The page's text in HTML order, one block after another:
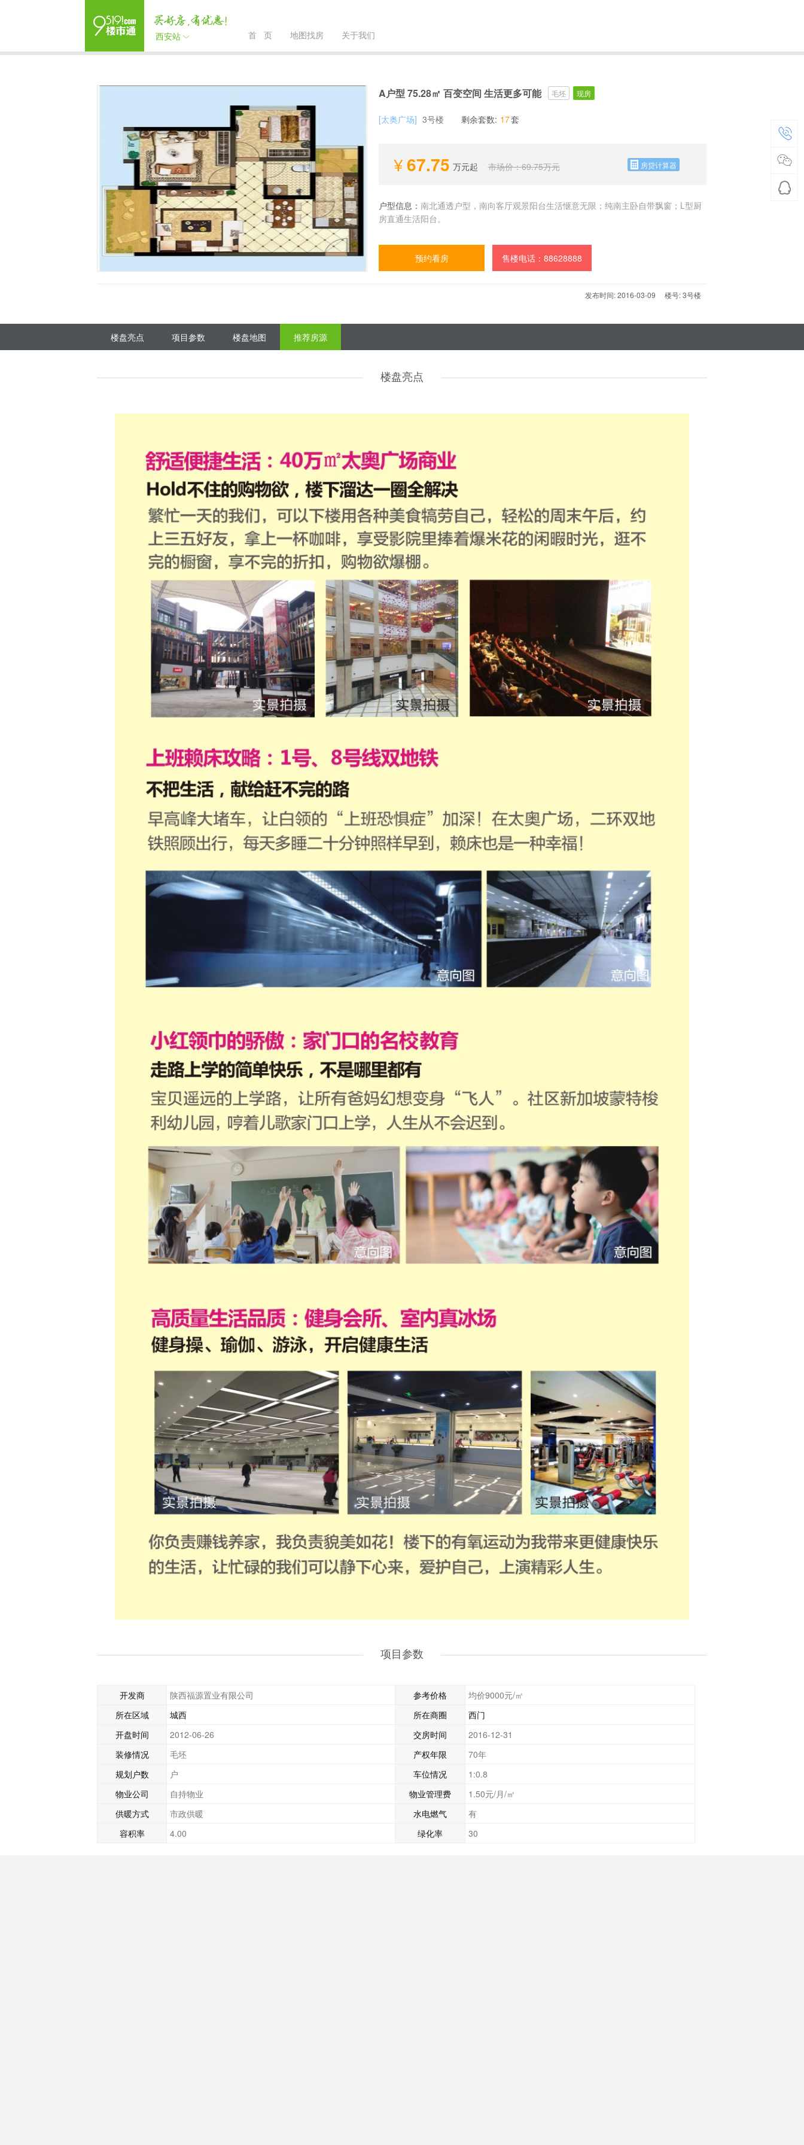
西安站 首 页 地图找房 关于我们
A户型 75.28㎡ 百变空间 生活更多可能 毛坯 现房
[太奥广场] 3号楼 剩余套数: 17套
67.75 万元起 市场价：69.75万元 房贷计算器
户型信息： 南北通透户型，南向客厅观景阳台生活惬意无限；纯南主卧自带飘窗；L型厨
房直通生活阳台。
预约看房 售楼电话：88628888
发布时间: 2016-03-09 楼号: 3号楼
楼盘亮点 项目参数 楼盘地图 推荐房源
楼盘亮点
项目参数
开发商 陕西福源置业有限公司 参考价格
均价9000元/㎡
所在区域
城西 所在商圈
西门
开盘时间
2012-06-26 交房时间
2016-12-31
装修情况
毛坯 产权年限
70年
规划户数
户 车位情况
1:0.8
物业公司
自持物业 物业管理费
1.50元/月/㎡
供暖方式
市政供暖 水电燃气
有
容积率
4.00 绿化率 30